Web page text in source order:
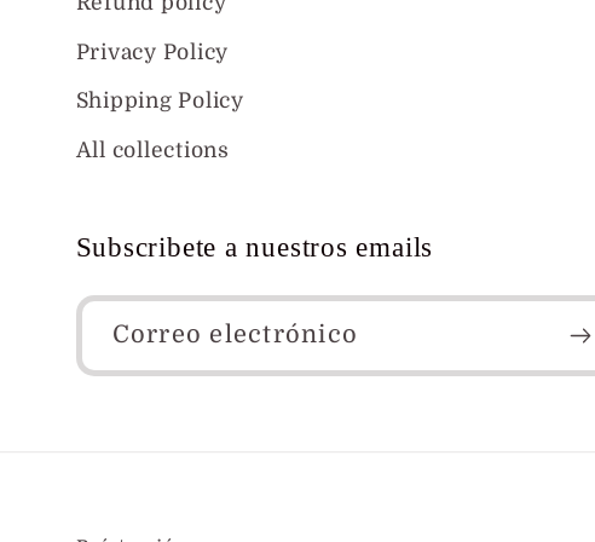
Privacy Policy
Shipping Policy
All collections
Subscribete a nuestros emails
Correo electrónico